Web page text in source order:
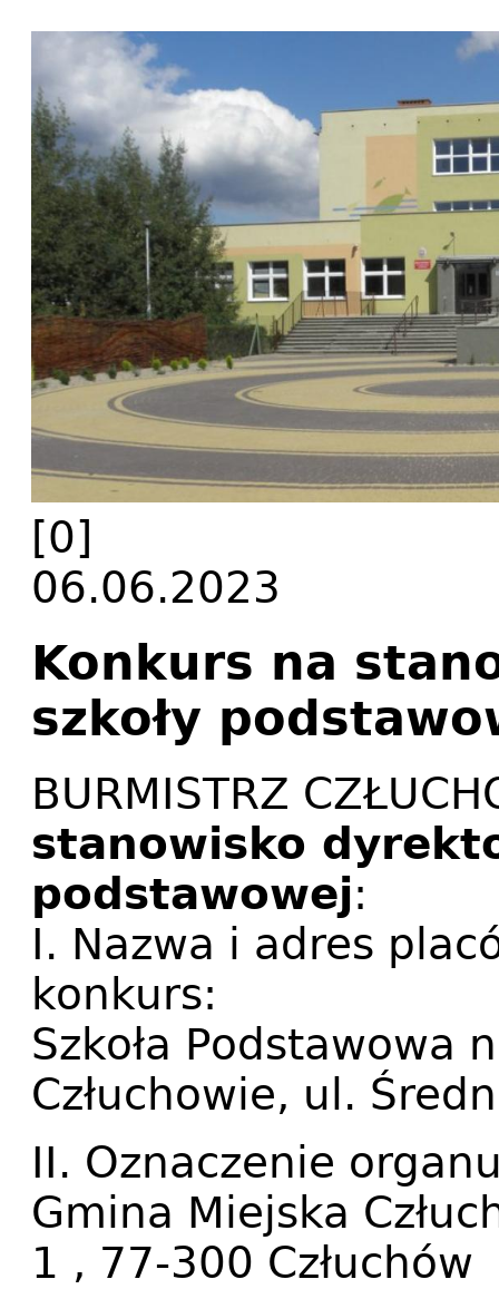
[0]
06.06.2023
Konkurs na
szkoły
BURMISTRZ
stanowisko
podstawowej:
I. Nazwa i adres
konkurs:
Szkoła Podstawowa
Człuchowie, ul.
II. Oznaczenie
Gmina Miejska
1 , 77-300 Człuchów